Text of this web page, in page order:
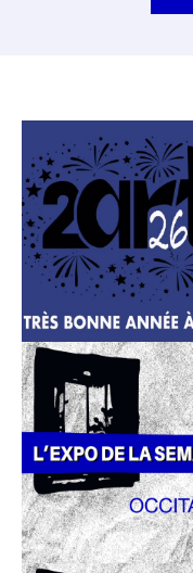
* Champ obligatoire